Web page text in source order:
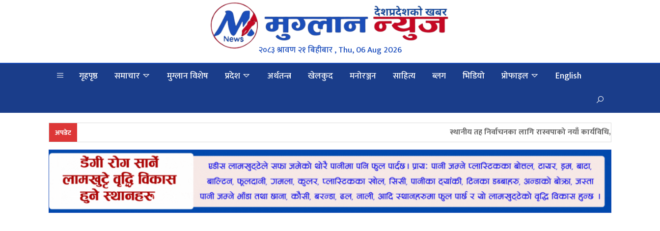
२०८३ श्रावण २१ बिहीबार , Thu, 06 Aug 2026
गृहपृष्ठ समाचार मुग्लान विशेष प्रदेश अर्थतन्त्र खेलकुद मनोरञ्जन साहित्य ब्लग भिडियो प्रोफाइल English
अपडेट स्थानीय तह निर्वाचनका लागि रास्वपाको नयाँ कार्यविधि, उम्मेदवार छनोटमा